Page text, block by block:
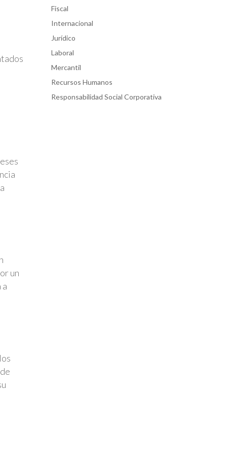
un
Fiscal
Internacional
Jurídico
Laboral
Mercantil
Recursos Humanos
Responsabilidad Social Corporativa